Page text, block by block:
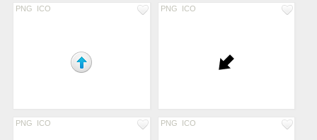
PNG ICO PNG ICO
PNG ICO PNG ICO